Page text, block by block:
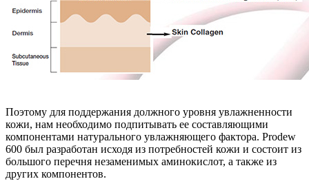
Поэтому для поддержания должного уровня увлажненности
кожи, нам необходимо подпитывать ее составляющими
компонентами натурального увлажняющего фактора. Prodew
600 был разработан исходя из потребностей кожи и состоит из
большого перечня незаменимых аминокислот, а также из
других компонентов.